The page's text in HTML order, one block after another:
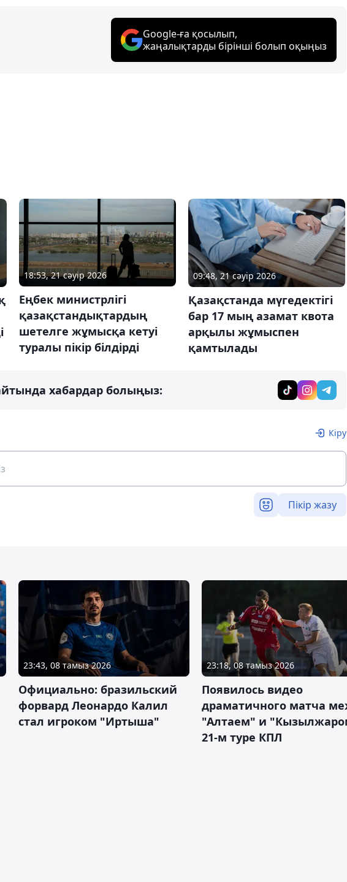
Google-ға қосылып,
жаңалықтарды бірінші болып оқыңыз
18:53, 21 сәуір 2026
Еңбек министрлігі
қазақстандықтардың
шетелге жұмысқа кетуі
туралы пікір білдірді
09:48, 21 сәуір 2026
Қазақстанда мүгедектігі
бар 17 мың азамат квота
арқылы жұмыспен
қамтылады
хабардар болыңыз:
Кіру
Пікір жазу
23:43, 08 тамыз 2026
Официально: бразильский
форвард Леонардо Калил
стал игроком "Иртыша"
23:18, 08 тамыз 2026
Появилось видео
драматичного матча
"Алтаем" и
21-м туре КПЛ